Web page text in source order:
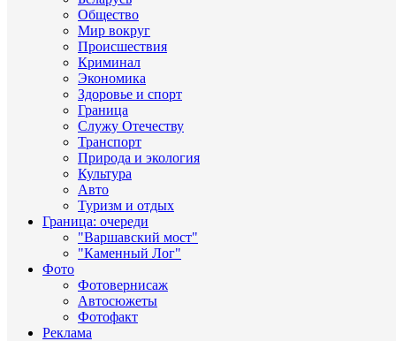
Общество
Мир вокруг
Происшествия
Криминал
Экономика
Здоровье и спорт
Граница
Служу Отечеству
Транспорт
Природа и экология
Культура
Авто
Туризм и отдых
Граница: очереди
"Варшавский мост"
"Каменный Лог"
Фото
Фотовернисаж
Автосюжеты
Фотофакт
Реклама